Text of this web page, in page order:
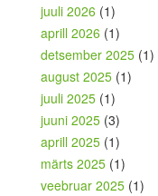
juuli 2026 (1)
aprill 2026 (1)
detsember 2025 (1)
august 2025 (1)
juuli 2025 (1)
juuni 2025 (3)
aprill 2025 (1)
märts 2025 (1)
veebruar 2025 (1)